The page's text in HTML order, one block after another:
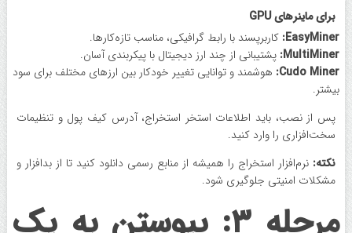
برای ماینرهای GPU
EasyMiner: کاربرپسند با رابط گرافیکی، مناسب تازه‌کارها.
MultiMiner: پشتیبانی از چند ارز دیجیتال با پیکربندی آسان.
Cudo Miner: هوشمند و توانایی تغییر خودکار بین ارزهای مختلف برای سود
بیشتر.
پس از نصب، باید اطلاعات استخر استخراج، آدرس کیف پول و تنظیمات
سخت‌افزاری را وارد کنید.
نکته: نرم‌افزار استخراج را همیشه از منابع رسمی دانلود کنید تا از بدافزار و
مشکلات امنیتی جلوگیری شود.
مرحله ۳: پیوستن به یک